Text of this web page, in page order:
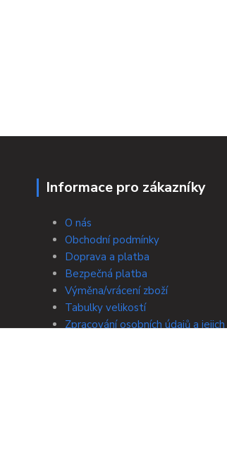
Informace pro zákazníky
O nás
Obchodní podmínky
Doprava a platba
Bezpečná platba
Výměna/vrácení zboží
Tabulky velikostí
Zpracování osobních údajů a jejich